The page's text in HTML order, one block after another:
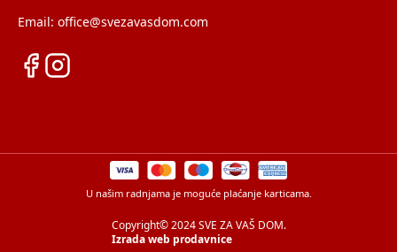
Email: office@svezavasdom.com
U našim radnjama je moguće plaćanje karticama.
Copyright© 2024 SVE ZA VAŠ DOM.
Izrada web prodavnice